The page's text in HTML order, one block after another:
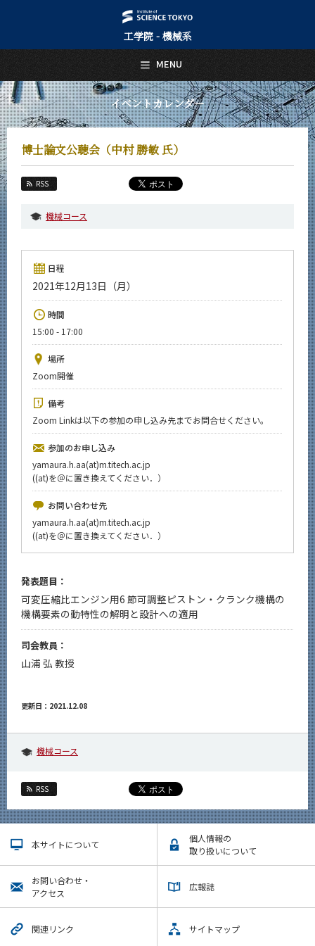
工学院 - 機械系
イベントカレンダー
博士論文公聴会（中村 勝敏 氏）
RSS
機械コース
日程
2021年12月13日（月）
時間
15:00 - 17:00
場所
Zoom開催
備考
Zoom Linkは以下の参加の申し込み先までお問合せください。
参加のお申し込み
yamaura.h.aa(at)m.titech.ac.jp
((at)を＠に置き換えてください．）
お問い合わせ先
yamaura.h.aa(at)m.titech.ac.jp
((at)を＠に置き換えてください．）
発表題目：
可変圧縮比エンジン用6 節可調整ピストン・クランク機構の
機構要素の動特性の解明と設計への適用
司会教員：
山浦 弘 教授
更新日：2021.12.08
機械コース
RSS
本サイトについて
個人情報の
取り扱いについて
お問い合わせ・
アクセス
広報誌
関連リンク サイトマップ
MENU
日本語 English
トップページ
Top Page
機械系について
About Us
教育
Education
入学案内
Admissions
機械系 News
イベントカレンダー
Event Calendar
今後のイベント
今後の課程別イベント
年別アーカイブ
系詳細情報